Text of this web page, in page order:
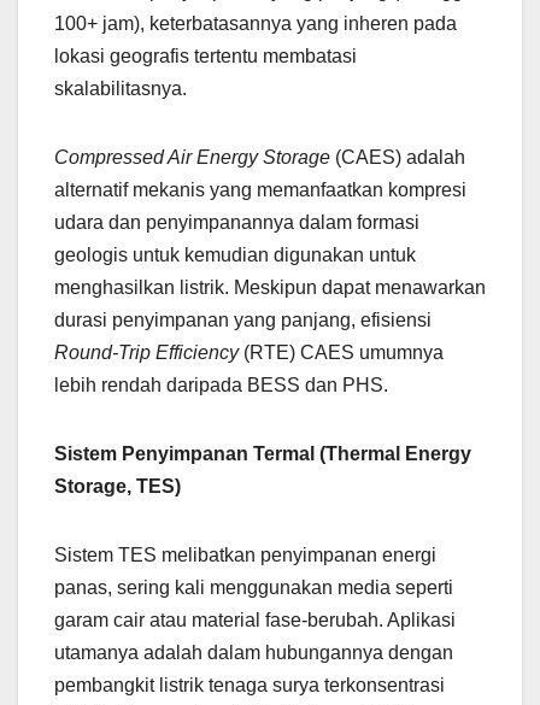
100+ jam), keterbatasannya yang inheren pada
lokasi geografis tertentu membatasi
skalabilitasnya.
Compressed Air Energy Storage (CAES) adalah
alternatif mekanis yang memanfaatkan kompresi
udara dan penyimpanannya dalam formasi
geologis untuk kemudian digunakan untuk
menghasilkan listrik. Meskipun dapat menawarkan
durasi penyimpanan yang panjang, efisiensi
Round-Trip Efficiency(RTE) CAES umumnya
lebih rendah daripada BESS dan PHS.
Sistem Penyimpanan Termal (Thermal Energy
Storage, TES)
Sistem TES melibatkan penyimpanan energi
panas, sering kali menggunakan media seperti
garam cair atau material fase-berubah. Aplikasi
utamanya adalah dalam hubungannya dengan
pembangkit listrik tenaga surya terkonsentrasi